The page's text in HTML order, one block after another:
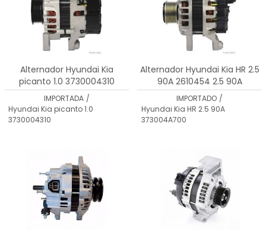
Alternador Hyundai Kia
picanto 1.0 3730004310
IMPORTADA /
Hyundai Kia picanto 1.0
3730004310
Alternador Hyundai Kia HR 2.5
90A 2610454 2.5 90A
373004A700
IMPORTADO /
Hyundai Kia HR 2.5 90A
373004A700